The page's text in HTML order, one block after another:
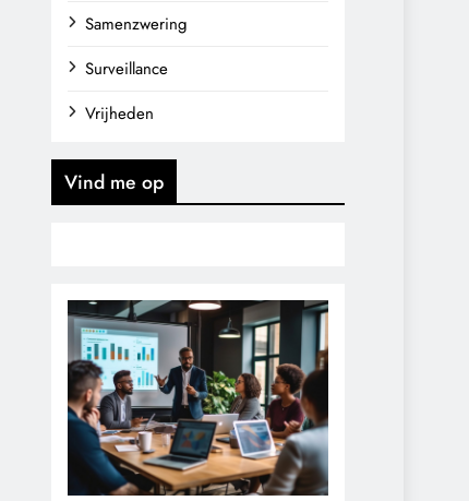
Samenzwering
Surveillance
Vrijheden
Vind me op